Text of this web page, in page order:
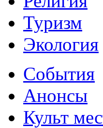
Туризм
Экология
События
Анонсы
Культ